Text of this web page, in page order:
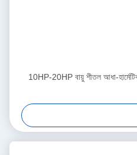
10HP-20HP বায়ু শীতল আধা-